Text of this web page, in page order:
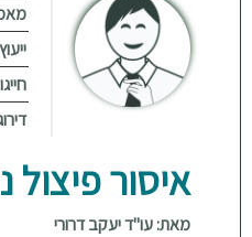
איסור
מאת: עו"ד יעקב דרורי